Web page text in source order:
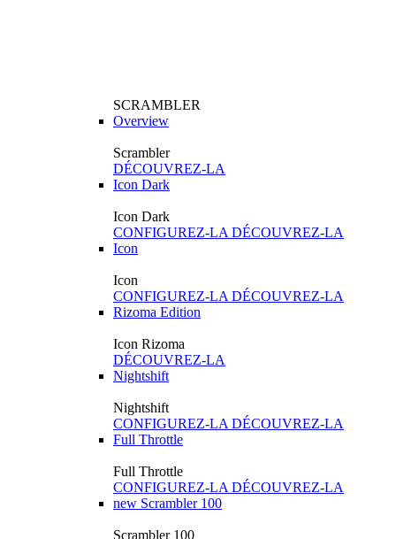
SCRAMBLER
Overview
Scrambler
DÉCOUVREZ-LA
Icon Dark
Icon Dark
CONFIGUREZ-LA DÉCOUVREZ-LA
Icon
Icon
CONFIGUREZ-LA DÉCOUVREZ-LA
Rizoma Edition
Icon Rizoma
DÉCOUVREZ-LA
Nightshift
Nightshift
CONFIGUREZ-LA DÉCOUVREZ-LA
Full Throttle
Full Throttle
CONFIGUREZ-LA DÉCOUVREZ-LA
new Scrambler 100
Scrambler 100